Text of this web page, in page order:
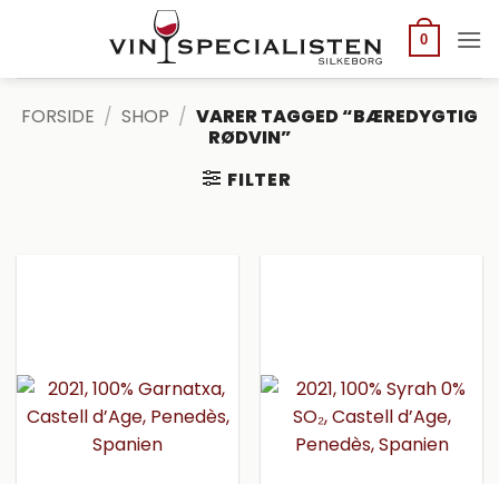
0
FORSIDE / SHOP / VARER TAGGED “BÆREDYGTIG
RØDVIN”
FILTER